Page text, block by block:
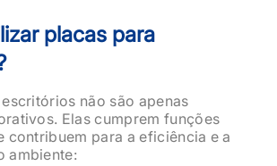
placas para
não são apenas
Elas cumprem funções
contribuem para a eficiência e a
ambiente: